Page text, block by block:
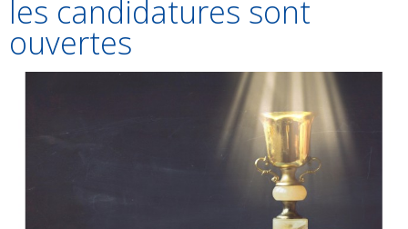
les candidatures sont
ouvertes